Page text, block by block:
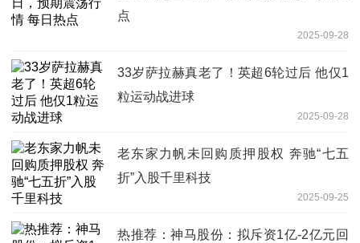
点
2025-09-28
33岁萨拉赫真老了！英超6轮过后 他仅1
粒运动战进球
2025-09-28
老东家力帆未回购质押股权 奔驰“七五
折”入股千里科技
2025-09-25
热推荐：神马股份：拟斥资1亿-2亿元回